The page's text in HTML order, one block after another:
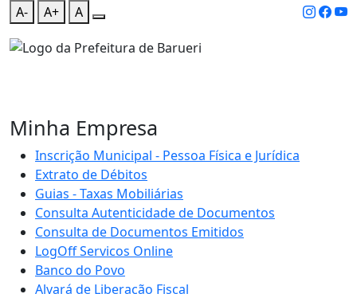
A- A+ A
Minha Empresa
Inscrição Municipal - Pessoa Física e Jurídica
Extrato de Débitos
Guias - Taxas Mobiliárias
Consulta Autenticidade de Documentos
Consulta de Documentos Emitidos
LogOff Servicos Online
Banco do Povo
Alvará de Liberação Fiscal